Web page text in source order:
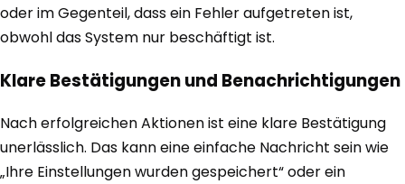
oder im Gegenteil, dass ein Fehler aufgetreten ist,
obwohl das System nur beschäftigt ist.
Klare Bestätigungen und Benachrichtigungen
Nach erfolgreichen Aktionen ist eine klare Bestätigung
unerlässlich. Das kann eine einfache Nachricht sein wie
„Ihre Einstellungen wurden gespeichert“ oder ein